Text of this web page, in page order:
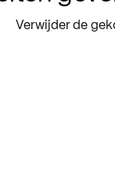
Verwijder de